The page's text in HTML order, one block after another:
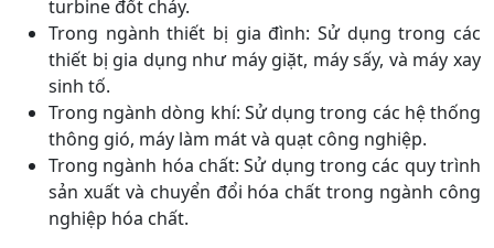
turbine đốt cháy.
Trong ngành thiết bị gia đình: Sử dụng trong các
thiết bị gia dụng như máy giặt, máy sấy, và máy xay
sinh tố.
Trong ngành dòng khí: Sử dụng trong các hệ thống
thông gió, máy làm mát và quạt công nghiệp.
Trong ngành hóa chất: Sử dụng trong các quy trình
sản xuất và chuyển đổi hóa chất trong ngành công
nghiệp hóa chất.